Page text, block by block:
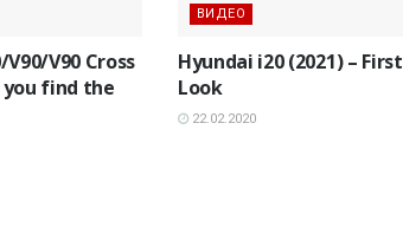
V90/V90 Cross
you find the
ВИДЕО
Hyundai i20 (2021) – First
Look
22.02.2020